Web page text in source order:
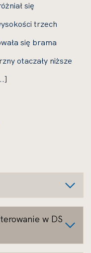
się
trzech
się brama
otaczały niższe
w DS